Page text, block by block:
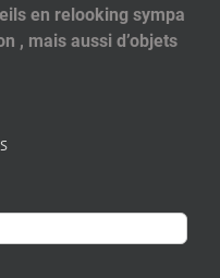
en relooking sympa
, mais aussi d’objets